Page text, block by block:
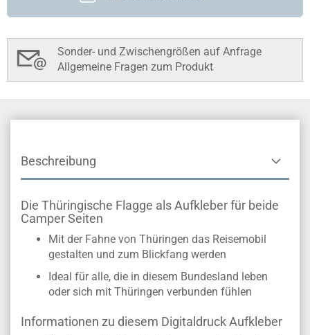
Sonder- und Zwischengrößen auf Anfrage
Allgemeine Fragen zum Produkt
Beschreibung
Die Thüringische Flagge als Aufkleber für beide
Camper Seiten
Mit der Fahne von Thüringen das Reisemobil
gestalten und zum Blickfang werden
Ideal für alle, die in diesem Bundesland leben
oder sich mit Thüringen verbunden fühlen
Informationen zu diesem Digitaldruck Aufkleber